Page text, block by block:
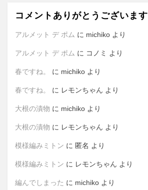
コメントありがとうございます
アルメット デ ポム に michiko より
アルメット デ ポム に コノミ より
春ですね。 に michiko より
春ですね。 に レモンちゃん より
大根の漬物 に michiko より
大根の漬物 に レモンちゃん より
模様編みミトン に 匿名 より
模様編みミトン に レモンちゃん より
編んでしまった に michiko より